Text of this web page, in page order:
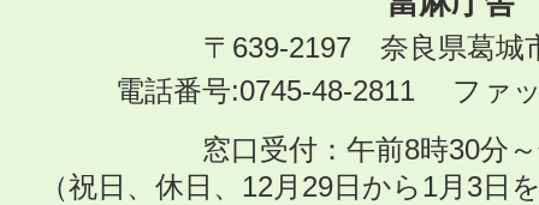
〒639-2197 奈良県葛城
電話番号:0745-48-2811 ファ
窓口受付：午前8時30分
（祝日、休日、12月29日から1月3日